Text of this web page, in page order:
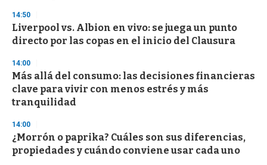
s
e
c
o
d
s
14:50
Liverpool vs. Albion en vivo: se juega un punto
directo por las copas en el inicio del Clausura
14:00
Más allá del consumo: las decisiones financieras
clave para vivir con menos estrés y más
tranquilidad
14:00
¿Morrón o paprika? Cuáles son sus diferencias,
propiedades y cuándo conviene usar cada uno